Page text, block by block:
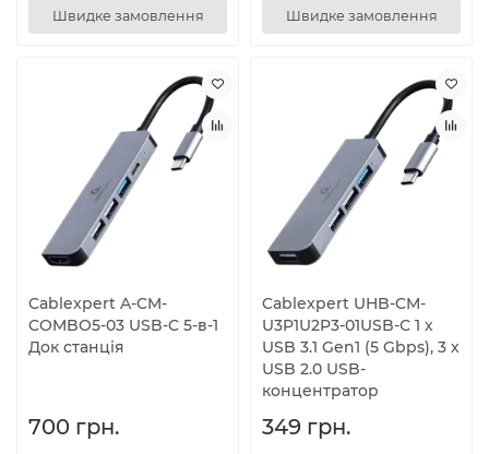
Швидке замовлення Швидке замовлення
Cablexpert A-CM-
COMBO5-03 USB-C 5-в-1
Док станція
700 грн.
Cablexpert UHB-CM-
U3P1U2P3-01USB-С 1 х
USB 3.1 Gen1 (5 Gbps), 3 х
USB 2.0 USB-
концентратор
349 грн.